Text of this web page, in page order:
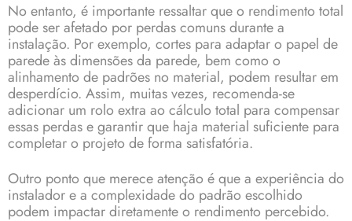
No entanto, é importante ressaltar que o rendimento total
pode ser afetado por perdas comuns durante a
instalação. Por exemplo, cortes para adaptar o papel de
parede às dimensões da parede, bem como o
alinhamento de padrões no material, podem resultar em
desperdício. Assim, muitas vezes, recomenda-se
adicionar um rolo extra ao cálculo total para compensar
essas perdas e garantir que haja material suficiente para
completar o projeto de forma satisfatória.
Outro ponto que merece atenção é que a experiência do
instalador e a complexidade do padrão escolhido
podem impactar diretamente o rendimento percebido.